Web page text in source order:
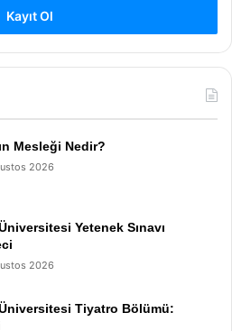
Kayıt Ol
Mesleği Nedir?
2026
Yetenek Sınavı
2026
Tiyatro Bölümü: